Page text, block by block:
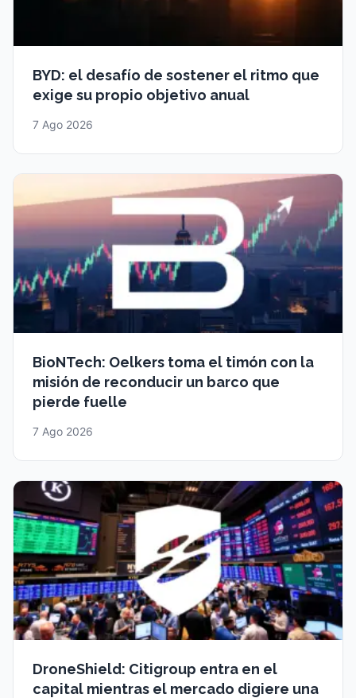
BYD: el desafío de sostener el ritmo que
exige su propio objetivo anual
7 Ago 2026
BioNTech: Oelkers toma el timón con la
misión de reconducir un barco que
pierde fuelle
7 Ago 2026
DroneShield: Citigroup entra en el
capital mientras el mercado digiere una